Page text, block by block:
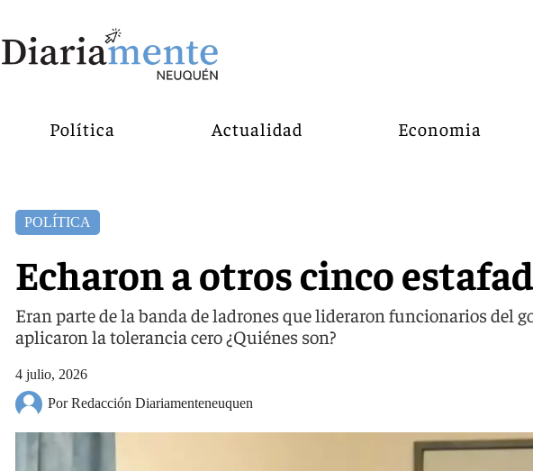
Política Actualidad Economia
POLÍTICA
Echaron a otros cinco
Eran parte de la banda de ladrones que lideraron funcionarios del
aplicaron la tolerancia cero ¿Quiénes son?
4 julio, 2026
Por Redacción Diariamenteneuquen